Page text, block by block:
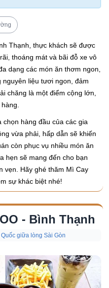
Thạnh, thực khách sẽ được
thoáng mát và bãi đỗ xe vô
dạng các món ăn thơm ngon,
liệu tươi ngon, đảm
chăng là một điểm cộng lớn,
hàng đầu của các gia
vừa phải, hấp dẫn sẽ khiến
còn phục vụ nhiều món ăn
hẹn sẽ mang đến cho bạn
vẹn. Hãy ghé thăm Mì Cay
sự khác biệt nhé!
- Bình Thạnh
giữa lòng Sài Gòn